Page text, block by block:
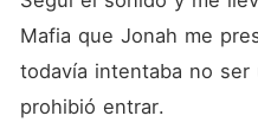
Mafia que Jonah me
todavía intentaba no
prohibió entrar.